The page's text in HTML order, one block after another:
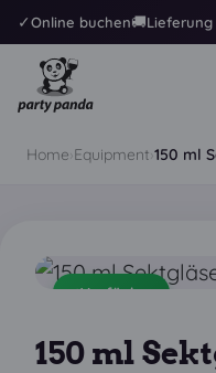
✓Online buchen🚚Lieferung
Home›Equipment›150 ml
✓Verfügbar
150 ml